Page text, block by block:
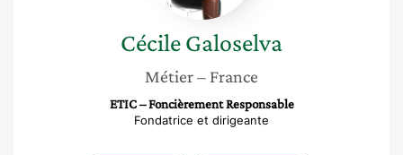
CécileGaloselva
Métier– France
ETIC – Foncièrement Responsable
Fondatrice et dirigeante